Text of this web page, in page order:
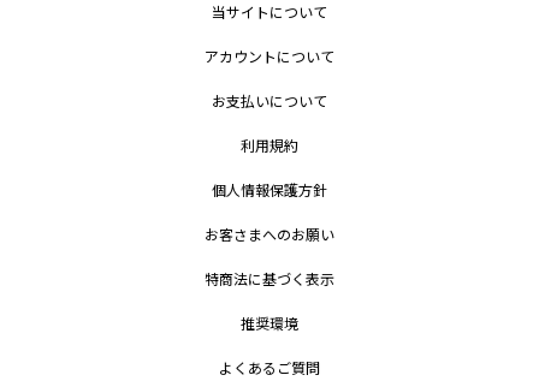
当サイトについて
アカウントについて
お支払いについて
利用規約
個人情報保護方針
お客さまへのお願い
特商法に基づく表示
推奨環境
よくあるご質問